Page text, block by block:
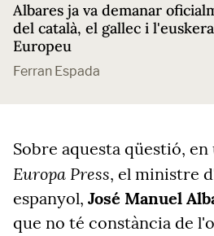
Albares ja va demanar
del català, el gallec i
Europeu
Ferran Espada
Sobre aquesta qüestió,
Europa Press, el ministre
espanyol, José Manuel
que no té constància de